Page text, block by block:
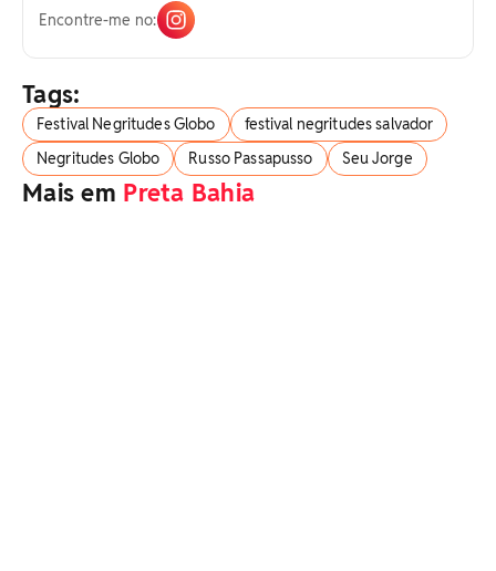
Encontre-me no:
Tags:
Festival Negritudes Globo
festival negritudes salvador
Negritudes Globo
Russo Passapusso Seu Jorge
Mais em Preta Bahia